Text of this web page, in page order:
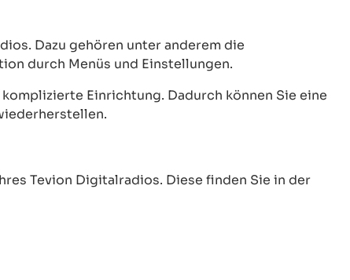
Dazu gehören unter anderem die
durch Menüs und Einstellungen.
Einrichtung. Dadurch können Sie eine
Tevion Digitalradios. Diese finden Sie in der